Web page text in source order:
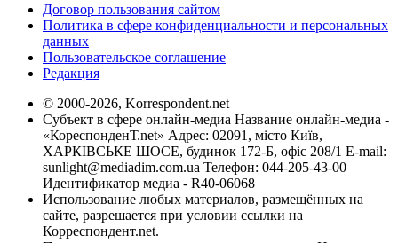
Договор пользования сайтом
Политика в сфере конфиденциальности и персональных
данных
Пользовательское соглашение
Редакция
© 2000-2026, Korrespondent.net
Субъект в сфере онлайн-медиа Название онлайн-медиа -
«КореспонденТ.net» Адрес: 02091, місто Київ,
ХАРКІВСЬКЕ ШОСЕ, будинок 172-Б, офіс 208/1 E-mail:
sunlight@mediadim.com.ua Телефон: 044-205-43-00
Идентификатор медиа - R40-06068
Использование любых материалов, размещённых на
сайте, разрешается при условии ссылки на
Корреспондент.net.